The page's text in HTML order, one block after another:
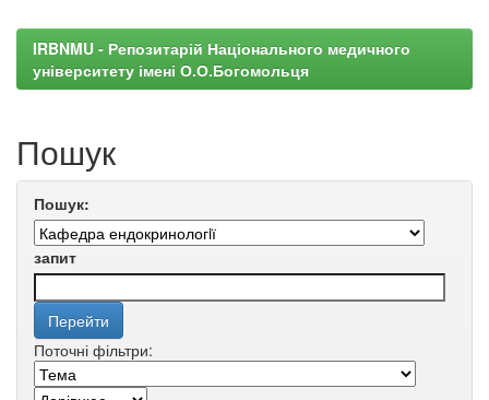
IRBNMU - Репозитарій Національного медичного
університету імені О.О.Богомольця
Пошук
Пошук:
запит
Поточні фільтри: